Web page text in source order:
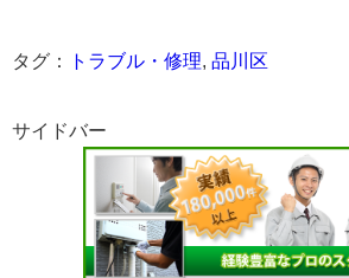
タグ： トラブル・修理, 品川区
サイドバー